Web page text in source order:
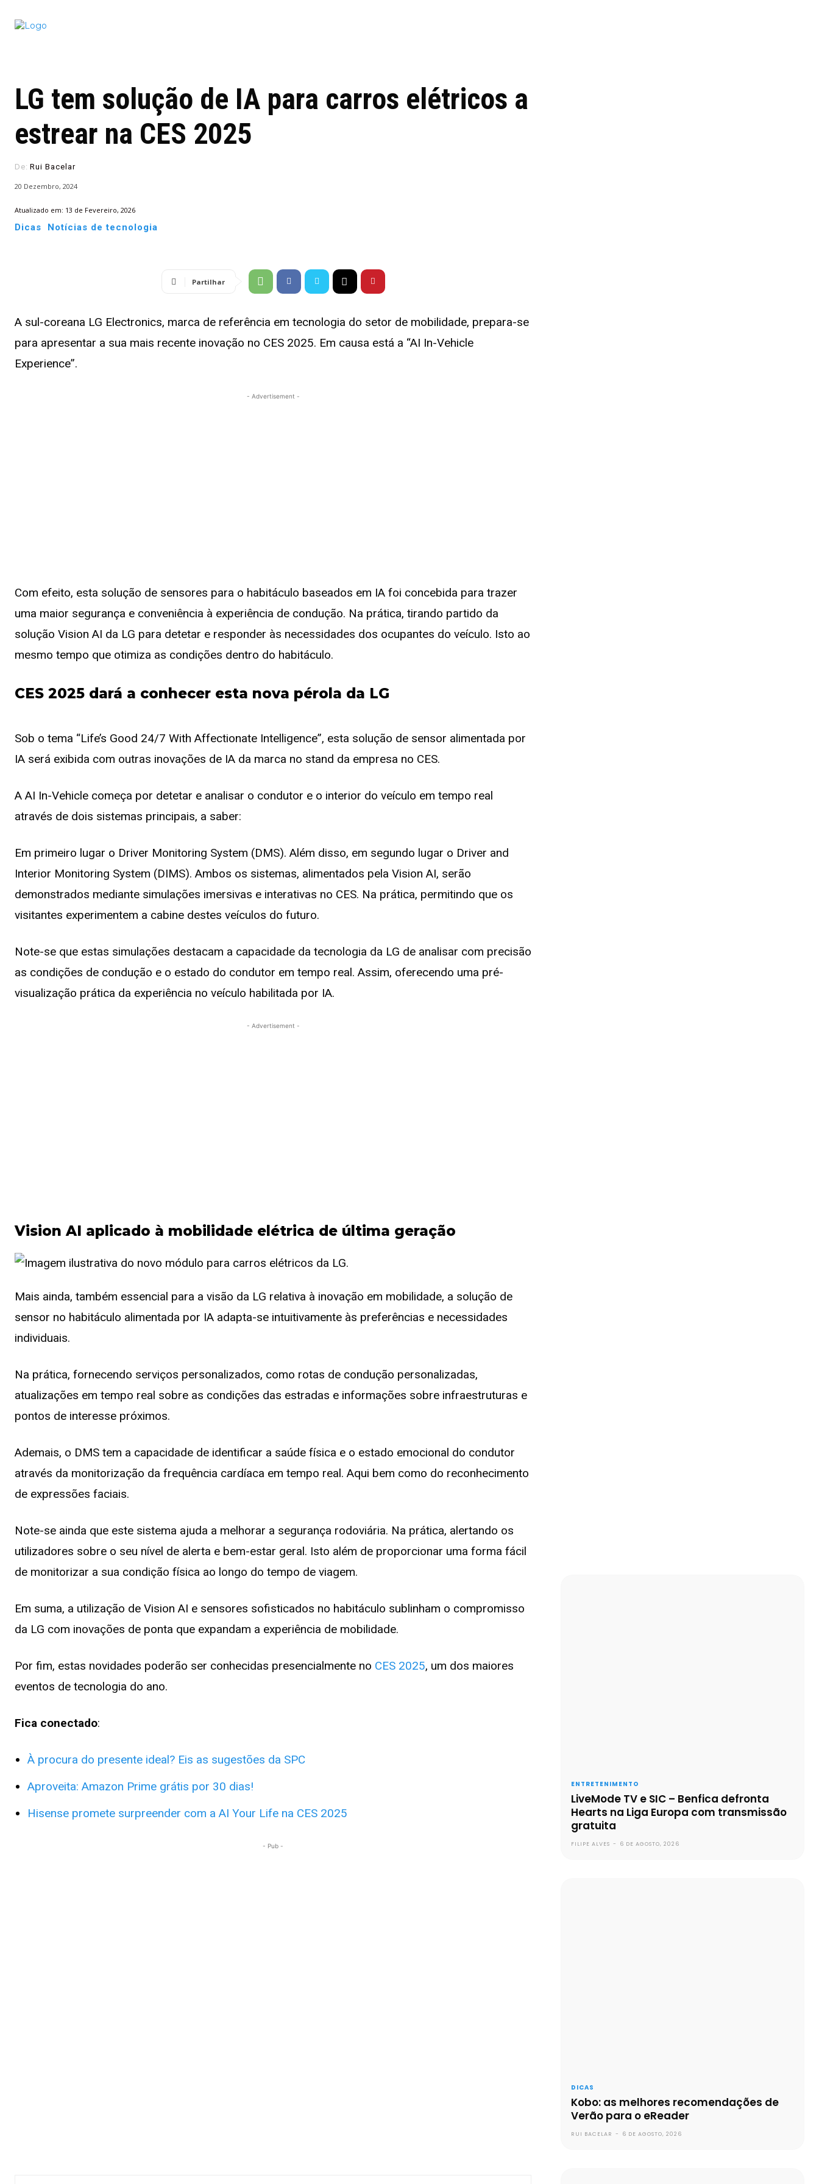
LG tem solução de IA para carros elétricos a
estrear na CES 2025
De: Rui Bacelar
20 Dezembro, 2024
Atualizado em: 13 de Fevereiro, 2026
Dicas Notícias de tecnologia
Partilhar
A sul-coreana LG Electronics, marca de referência em tecnologia do setor de mobilidade, prepara-se
para apresentar a sua mais recente inovação no CES 2025. Em causa está a “AI In-Vehicle
Experience”.
- Advertisement -
Com efeito, esta solução de sensores para o habitáculo baseados em IA foi concebida para trazer
uma maior segurança e conveniência à experiência de condução. Na prática, tirando partido da
solução Vision AI da LG para detetar e responder às necessidades dos ocupantes do veículo. Isto ao
mesmo tempo que otimiza as condições dentro do habitáculo.
CES 2025 dará a conhecer esta nova pérola da LG
Sob o tema “Life’s Good 24/7 With Affectionate Intelligence”, esta solução de sensor alimentada por
IA será exibida com outras inovações de IA da marca no stand da empresa no CES.
A AI In-Vehicle começa por detetar e analisar o condutor e o interior do veículo em tempo real
através de dois sistemas principais, a saber:
Em primeiro lugar o Driver Monitoring System (DMS). Além disso, em segundo lugar o Driver and
Interior Monitoring System (DIMS). Ambos os sistemas, alimentados pela Vision AI, serão
demonstrados mediante simulações imersivas e interativas no CES. Na prática, permitindo que os
visitantes experimentem a cabine destes veículos do futuro.
Note-se que estas simulações destacam a capacidade da tecnologia da LG de analisar com precisão
as condições de condução e o estado do condutor em tempo real. Assim, oferecendo uma pré-
visualização prática da experiência no veículo habilitada por IA.
- Advertisement -
Vision AI aplicado à mobilidade elétrica de última geração
Mais ainda, também essencial para a visão da LG relativa à inovação em mobilidade, a solução de
sensor no habitáculo alimentada por IA adapta-se intuitivamente às preferências e necessidades
individuais.
Na prática, fornecendo serviços personalizados, como rotas de condução personalizadas,
atualizações em tempo real sobre as condições das estradas e informações sobre infraestruturas e
pontos de interesse próximos.
Ademais, o DMS tem a capacidade de identificar a saúde física e o estado emocional do condutor
através da monitorização da frequência cardíaca em tempo real. Aqui bem como do reconhecimento
de expressões faciais.
Note-se ainda que este sistema ajuda a melhorar a segurança rodoviária. Na prática, alertando os
utilizadores sobre o seu nível de alerta e bem-estar geral. Isto além de proporcionar uma forma fácil
de monitorizar a sua condição física ao longo do tempo de viagem.
Em suma, a utilização de Vision AI e sensores sofisticados no habitáculo sublinham o compromisso
da LG com inovações de ponta que expandam a experiência de mobilidade.
Por fim, estas novidades poderão ser conhecidas presencialmente no CES 2025, um dos maiores
eventos de tecnologia do ano.
Fica conectado:
À procura do presente ideal? Eis as sugestões da SPC
Aproveita: Amazon Prime grátis por 30 dias!
Hisense promete surpreender com a AI Your Life na CES 2025
- Pub -
ENTRETENIMENTO
LiveMode TV e SIC – Benfica defronta
Hearts na Liga Europa com transmissão
gratuita
FILIPE ALVES - 6 DE AGOSTO, 2026
DICAS
Kobo: as melhores recomendações de
Verão para o eReader
RUI BACELAR - 6 DE AGOSTO, 2026